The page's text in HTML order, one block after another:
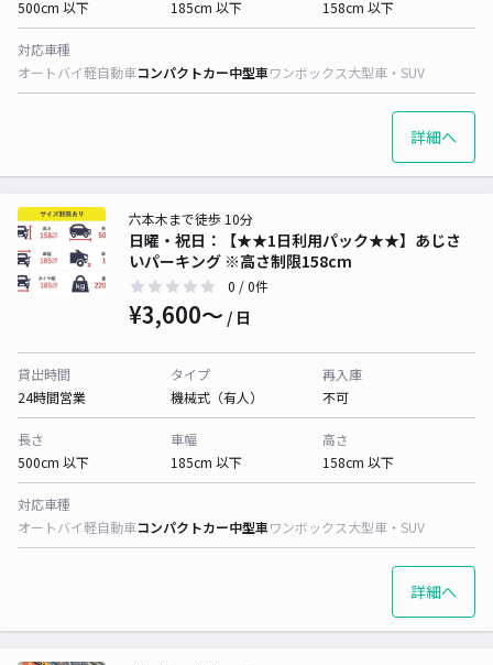
500cm 以下 185cm 以下 158cm 以下
対応車種
オートバイ軽自動車コンパクトカー中型車ワンボックス大型車・SUV
詳細へ
日曜・祝日：【★★1日利用パック★★】あじさ
いパーキング ※高さ制限158cm
六本木まで徒歩 10分
0 / 0件
¥3,600〜 / 日
貸出時間
24時間営業
タイプ
機械式（有人）
再入庫
不可
長さ
500cm 以下
車幅
185cm 以下
高さ
158cm 以下
対応車種
オートバイ軽自動車コンパクトカー中型車ワンボックス大型車・SUV
詳細へ